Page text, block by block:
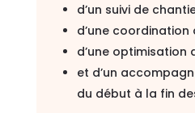
d’un suivi de
d’une coordination
d’une optimisation
et d’un
du début à la fin